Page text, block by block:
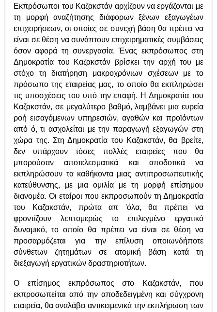
Εκπρόσωποι του Καζακστάν αρχίζουν να εργάζονται με
τη μορφή αναζήτησης διάφορων ξένων εξαγωγέων
επιχειρήσεων, οι οποίες σε συνεχή βάση θα πρέπει να
είναι σε θέση να συνάπτουν επιχειρηματικές συμβάσεις
όσον αφορά τη συνεργασία. Ένας εκπρόσωπος στη
Δημοκρατία του Καζακστάν βρίσκει την αρχή του με
στόχο τη διατήρηση μακροχρόνιων σχέσεων με το
πρόσωπο της εταιρείας μας, το οποίο θα εκπληρώσει
τις υποσχέσεις του υπό την επαφή. Η Δημοκρατία του
Καζακστάν, σε μεγαλύτερο βαθμό, λαμβάνει μια ευρεία
ροή εισαγόμενων υπηρεσιών, αγαθών και προϊόντων
από ό, τι ασχολείται με την παραγωγή εξαγωγών στη
χώρα της. Στη Δημοκρατία του Καζακστάν, θα βρείτε,
δεν υπάρχουν τόσες πολλές εταιρείες που θα
μπορούσαν αποτελεσματικά και αποδοτικά να
εκπληρώσουν τα καθήκοντα μιας αντιπροσωπευτικής
κατεύθυνσης, με μια ομιλία με τη μορφή επίσημου
διανομέα. Οι εταίροι που εκπροσωπούν τη Δημοκρατία
του Καζακστάν, πρώτα απ 'όλα, θα πρέπει να
φροντίζουν λεπτομερώς το επιλεγμένο εργατικό
δυναμικό, το οποίο θα πρέπει να είναι σε θέση να
προσαρμόζεται για την επίλυση οποιωνδήποτε
σύνθετων ζητημάτων σε ατομική βάση κατά τη
διεξαγωγή εργατικών δραστηριοτήτων.
Ο επίσημος εκπρόσωπος στο Καζακστάν, που
εκπροσωπείται από την αποδεδειγμένη και σύγχρονη
εταιρεία, θα αναλάβει αντικειμενικά την εκπλήρωση των